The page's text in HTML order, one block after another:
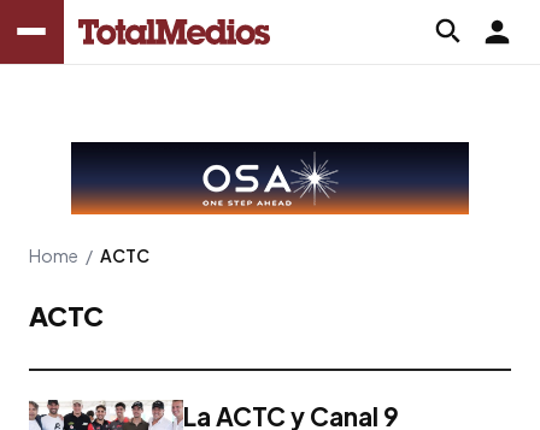
Home / ACTC
ACTC
La ACTC y Canal 9